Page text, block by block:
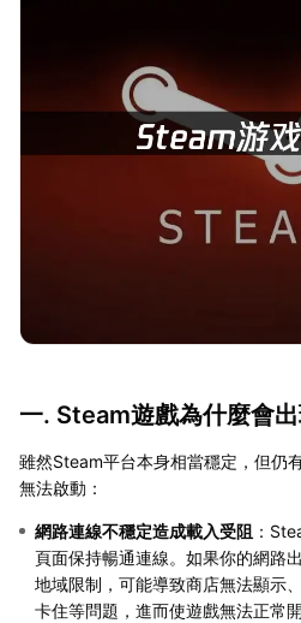
一. Steam遊戲為什麼會
雖然Steam平台本身相當穩定，但仍
無法啟動：
網路連線不穩定造成載入受阻 ：
頁面保持暢通連線。如果你的網路
地域限制，可能導致商店無法顯示
卡住等問題，進而使遊戲無法正常開